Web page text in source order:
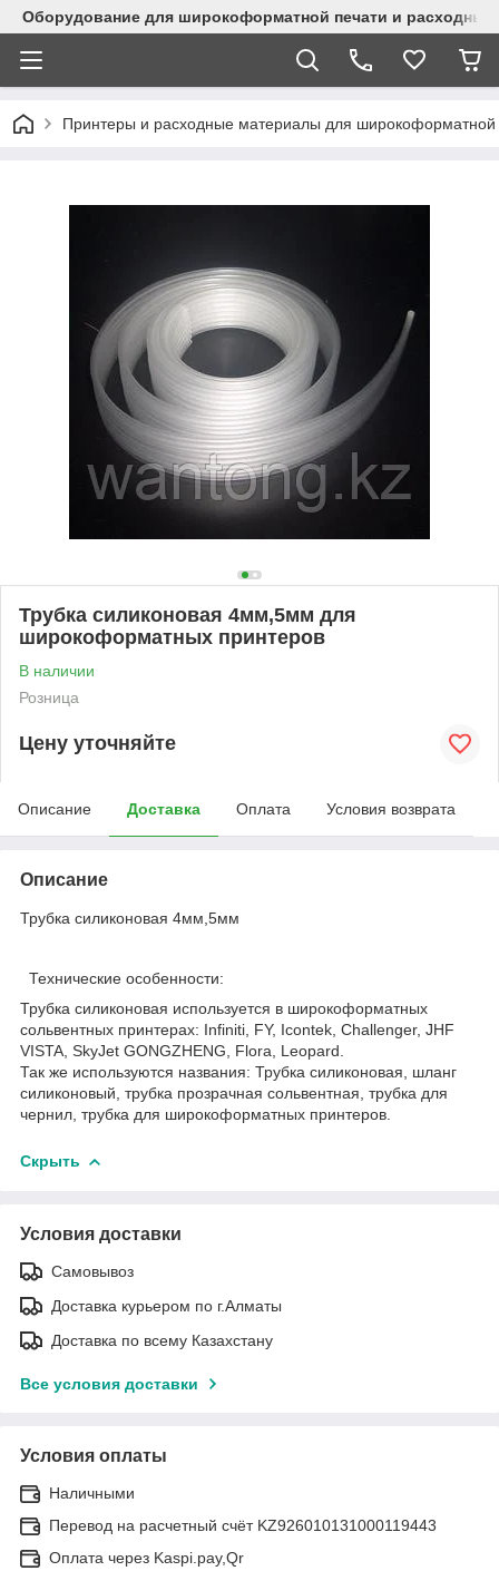
Оборудование для широкоформатной печати и
Принтеры и расходные материалы для широкоформатной
Трубка силиконовая 4мм,5мм для
широкоформатных принтеров
В наличии
Розница
Цену уточняйте
Описание Доставка Оплата Условия возврата
Описание
Трубка силиконовая 4мм,5мм
Технические особенности:
Трубка силиконовая используется в широкоформатных
сольвентных принтерах: Infiniti, FY, Icontek, Challenger, JHF
VISTA, SkyJet GONGZHENG, Flora, Leopard.
Так же используются названия: Трубка силиконовая, шланг
силиконовый, трубка прозрачная сольвентная, трубка для
чернил, трубка для широкоформатных принтеров.
Скрыть
Условия доставки
Самовывоз
Доставка курьером по г.Алматы
Доставка по всему Казахстану
Все условия доставки
Условия оплаты
Наличными
Перевод на расчетный счёт KZ926010131000119443
Оплата через Kaspi.pay,Qr